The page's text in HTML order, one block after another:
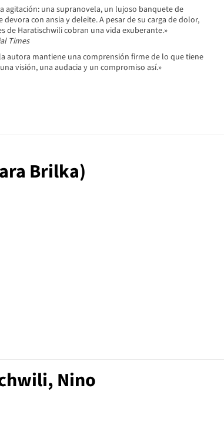
agitación: una supranovela, un lujoso banquete de
devora con ansia y deleite. A pesar de su carga de dolor,
de Haratischwili cobran una vida exuberante.»
Times
autora mantiene una comprensión firme de lo que tiene
visión, una audacia y un compromiso así.»
Brilka)
Nino